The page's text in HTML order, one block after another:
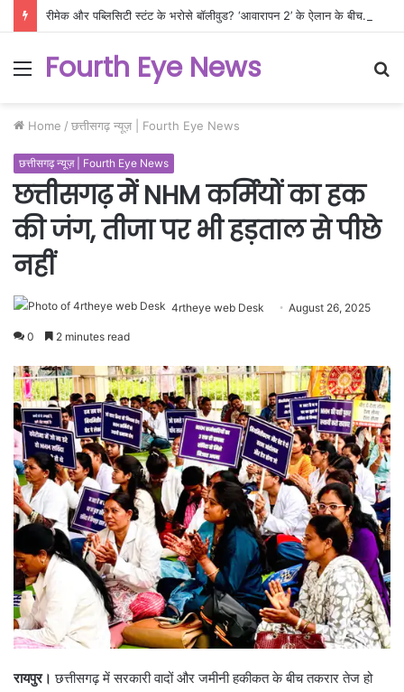
रीमेक और पब्लिसिटी स्टंट के भरोसे बॉलीवुड? ‘आवारापन 2’ के ऐलान के बीच इंडस्ट्री के ढर्रे पर उठे कड़े सवाल!
Menu
Fourth Eye News
Home / छत्तीसगढ़ न्यूज़ | Fourth Eye News
छत्तीसगढ़ न्यूज़ | Fourth Eye News
छत्तीसगढ़ में NHM कर्मियों का हक
की जंग, तीजा पर भी हड़ताल से पीछे
नहीं
4rtheye web Desk August 26, 2025
0 2 minutes read
रायपुर। छत्तीसगढ़ में सरकारी वादों और जमीनी हकीकत के बीच तकरार तेज हो